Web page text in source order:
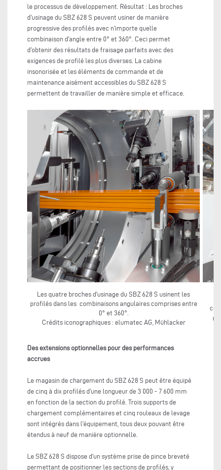
le processus de développement. Résultat : Les broches
d'usinage du SBZ 628 S peuvent usiner de manière
progressive des profilés avec n'importe quelle
combinaison d'angle entre 0° et 360°. Ceci permet
d'obtenir des résultats de fraisage parfaits avec des
exigences de profilé les plus diverses. La cabine
insonorisée et les éléments de commande et de
maintenance aisément accessibles du SBZ 628 S
permettent de travailler de manière simple et efficace.
Les quatre broches d'usinage du SBZ 628 S usinent les
profilés dans les combinaisons angulaires comprises entre
0° et 360°.
Crédits iconographiques : elumatec AG, Mühlacker
Des extensions optionnelles pour des performances
accrues
Le magasin de chargement du SBZ 628 S peut être équipé
de cinq à dix profilés d'une longueur de 3 000 - 7 600 mm
en fonction de la section du profilé. Trois supports de
chargement complémentaires et cinq rouleaux de levage
sont intégrés dans l'équipement, tous deux pouvant être
étendus à neuf de manière optionnelle.
Le SBZ 628 S dispose d'un système prise de pince breveté
permettant de positionner les sections de profilés, y